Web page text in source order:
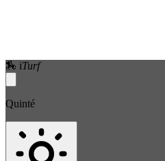
🏇 iTurf
Quinté